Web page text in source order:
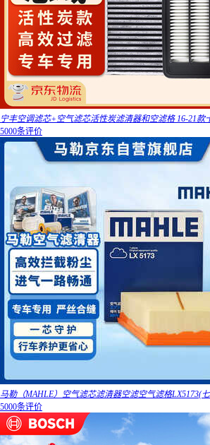
宁丰空调滤芯+空气滤芯活性炭滤清器和空滤格 16-21款
5000条评价
马勒（MAHLE）空气滤芯滤清器空滤空气滤格LX5173(
5000条评价